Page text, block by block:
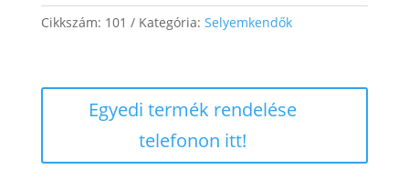
Cikkszám: 101 Kategória: Selyemkendők
Egyedi termék rendelése
telefonon itt!